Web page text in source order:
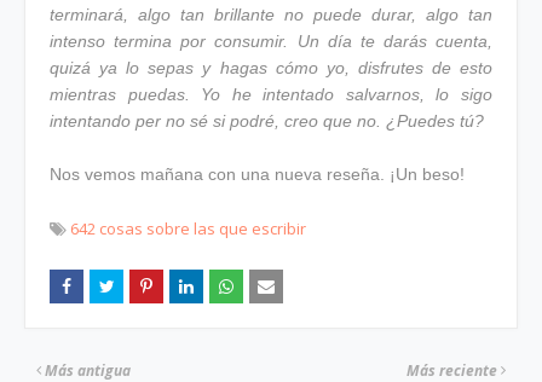
terminará, algo tan brillante no puede durar, algo tan
intenso termina por consumir. Un día te darás cuenta,
quizá ya lo sepas y hagas cómo yo, disfrutes de esto
mientras puedas. Yo he intentado salvarnos, lo sigo
intentando per no sé si podré, creo que no. ¿Puedes tú?
Nos vemos mañana con una nueva reseña. ¡Un beso!
642 cosas sobre las que escribir
Más reciente
Más antigua